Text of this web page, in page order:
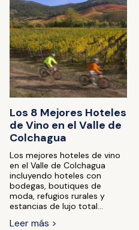
Los 8 Mejores Hoteles
de Vino en el Valle de
Colchagua
Los mejores hoteles de vino
en el Valle de Colchagua
incluyendo hoteles con
bodegas, boutiques de
moda, refugios rurales y
estancias de lujo total...
Leer más >